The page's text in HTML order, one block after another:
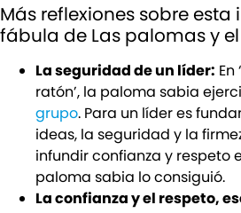
Más reflexiones sobre esta
fábula de Las palomas y
La seguridad de un líder:
ratón’, la paloma sabia
grupo. Para un líder es
ideas, la seguridad y la
infundir confianza y respeto
paloma sabia lo consiguió.
La confianza y el respeto,